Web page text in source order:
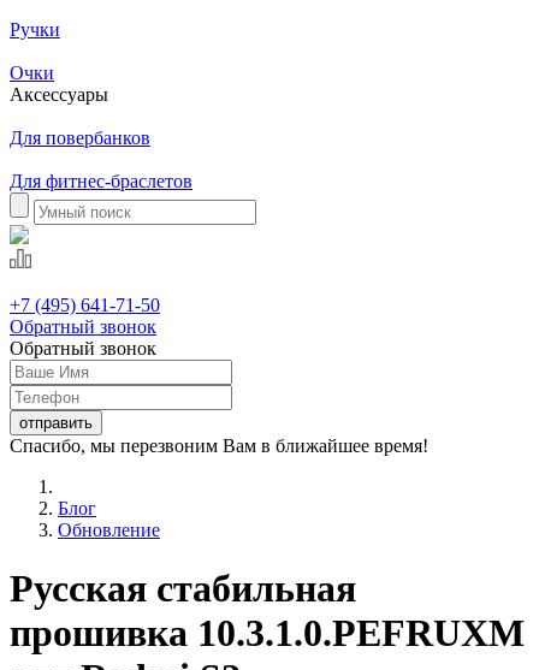
Ручки
Очки
Аксессуары
Для повербанков
Для фитнес-браслетов
+7 (495) 641-71-50
Обратный звонок
Обратный звонок
Спасибо, мы перезвоним Вам в ближайшее время!
Блог
Обновление
Русская стабильная
прошивка 10.3.1.0.PEFRUXM